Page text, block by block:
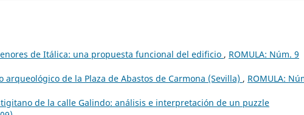
de Itálica: una propuesta funcional del edificio , ROMULA: Núm. 9
arqueológico de la Plaza de Abastos de Carmona (Sevilla) , ROMULA:
de la calle Galindo: análisis e interpretación de un puzzle